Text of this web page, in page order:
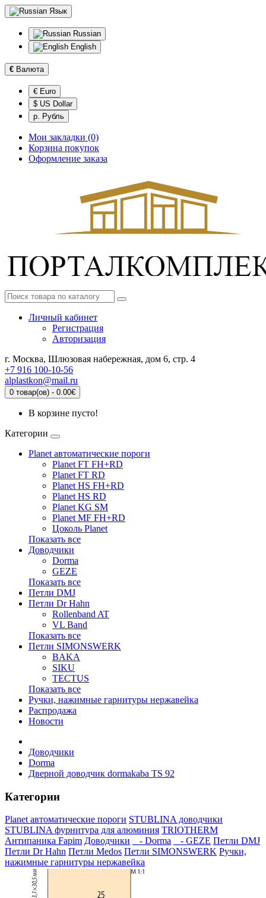
Язык
Russian
English
€ Валюта
€ Euro
$ US Dollar
р. Рубль
Мои закладки (0)
Корзина покупок
Оформление заказа
Личный кабинет
Регистрация
Авторизация
г. Москва, Шлюзовая набережная, дом 6, стр. 4
+7 916 100-10-56
alplastkon@mail.ru
0 товар(ов) - 0.00€
В корзине пусто!
Категории
Planet автоматические пороги
Planet FT FH+RD
Planet FT RD
Planet HS FH+RD
Planet HS RD
Planet KG SM
Planet MF FH+RD
Цоколь Planet
Показать все
Доводчики
Dorma
GEZE
Показать все
Петли DMJ
Петли Dr Hahn
Rollenband AT
VL Band
Показать все
Петли SIMONSWERK
BAKA
SIKU
TECTUS
Показать все
Ручки, нажимные гарнитуры нержавейка
Распродажа
Новости
Доводчики
Dorma
Дверной доводчик dormakaba TS 92
Категории
Planet автоматические пороги STUBLINA доводчики
STUBLINA фурнитура для алюминия TRIOTHERM
Антипаника Fapim Доводчики - Dorma - GEZE Петли DMJ
Петли Dr Hahn Петли Medos Петли SIMONSWERK Ручки,
нажимные гарнитуры нержавейка